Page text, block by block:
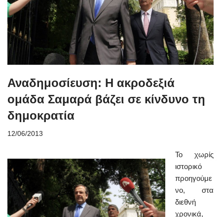
Αναδημοσίευση: Η ακροδεξιά
ομάδα Σαμαρά βάζει σε κίνδυνο τη
δημοκρατία
12/06/2013
Το χωρίς
ιστορικό
προηγούμε
νο, στα
διεθνή
χρονικά,